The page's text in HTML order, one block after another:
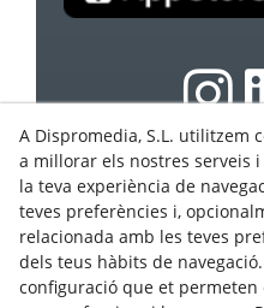
© 08/2026 Ebasnet -
reservats.
A Dispromedia, S.L. utilitzem
a millorar els nostres serveis
la teva experiència de
teves preferències i,
relacionada amb les teves
dels teus hàbits de
configuració que et permeten